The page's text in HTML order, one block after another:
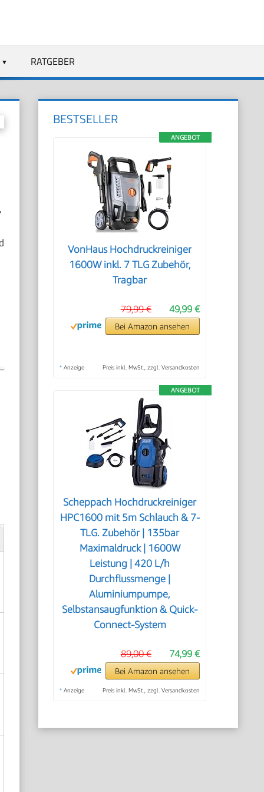
RATGEBER
BESTSELLER
ANGEBOT
VonHaus Hochdruckreiniger
1600W inkl. 7 TLG Zubehör,
Tragbar
49,99 €
79,99 €
Bei Amazon ansehen
* Anzeige Preis inkl. MwSt., zzgl. Versandkosten
ANGEBOT
Scheppach Hochdruckreiniger
HPC1600 mit 5m Schlauch & 7-
TLG. Zubehör | 135bar
Maximaldruck | 1600W
Leistung | 420 L/h
Durchflussmenge |
Aluminiumpumpe,
Selbstansaugfunktion & Quick-
Connect-System
74,99 €
89,00 €
Bei Amazon ansehen
* Anzeige Preis inkl. MwSt., zzgl. Versandkosten